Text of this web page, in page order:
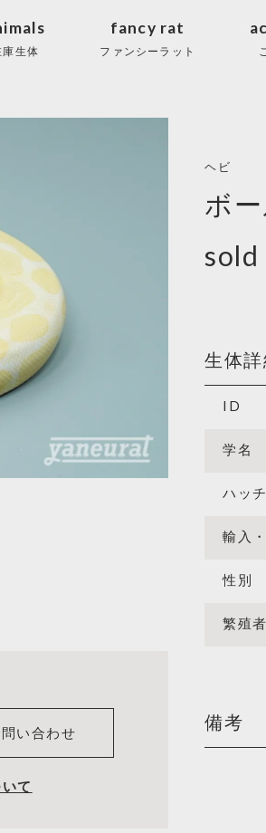
庫生体
fancy rat
ファンシーラット
い合わせ
て
ヘビ
ボ
sold
生体詳
ID
学名
ハッチ
輸入
性別
繁殖
備考